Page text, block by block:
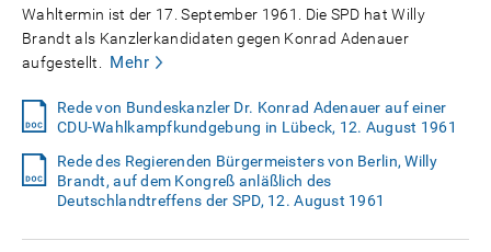
Wahltermin ist der 17. September 1961. Die SPD hat Willy
Brandt als Kanzlerkandidaten gegen Konrad Adenauer
aufgestellt.
Mehr
Rede von Bundeskanzler Dr. Konrad Adenauer auf einer
CDU-Wahlkampfkundgebung in Lübeck, 12. August 1961
Rede des Regierenden Bürgermeisters von Berlin, Willy
Brandt, auf dem Kongreß anläßlich des
Deutschlandtreffens der SPD, 12. August 1961